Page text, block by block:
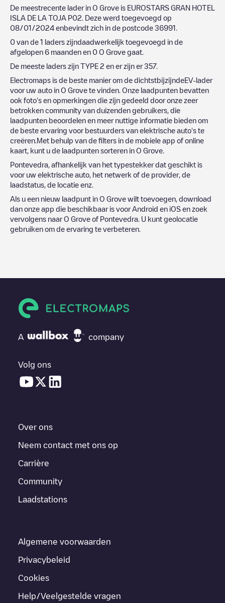
De meestrecente lader in O Grove is EUROSTARS GRAN HOTEL
ISLA DE LA TOJA P02 . Deze werd toegevoegd op
08/01/2024 enbevindt zich in de postcode 36991
0 van de 1 laders zijndaadwerkelijk toegevoegd in de
afgelopen 6 maanden en 0 O Grove gaat.
De meeste laders zijn TYPE 2 en er zijn er357.
Electromaps is de beste manier om de dichtstbijzijndeEV-lader
voor uw auto in O Grove te vinden. Onze laadpunten bevatten
ook foto's en opmerkingen die zijn gedeeld door onze zeer
betrokken community van duizenden gebruikers, die
laadpunten beoordelen en meer nuttige informatie bieden om
de beste ervaring voor bestuurders van elektrische auto's te
creëren.Met behulp van de filters in de mobiele app of online
kaart, kunt u de laadpunten sorteren in O Grove
Pontevedra , afhankelijk van het typestekker dat geschikt is
voor uw elektrische auto, het netwerk of de provider, de
laadstatus, de locatie enz.
Als u een nieuw laadpunt in O Grove wilt toevoegen, download
dan onze app die beschikbaar is voor Android en iOS en zoek
vervolgens naarO Grove of Pontevedra . U kunt geolocatie
gebruiken om de ervaring te verbeteren.
A company
Volg ons
Over ons
Neem contact met ons op
Carrière
Community
Laadstations
Algemene voorwaarden
Privacybeleid
Cookies
Help/Veelgestelde vragen